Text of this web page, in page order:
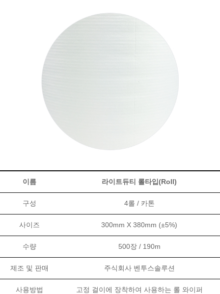
이름 라이트듀티 롤타입(Roll)
구성 4롤 / 카톤
사이즈 300mm X 380mm (±5%)
수량 500장 / 190m
제조 및 판매 주식회사 벤투스솔루션
사용방법 고정 걸이에 장착하여 사용하는 롤 와이퍼